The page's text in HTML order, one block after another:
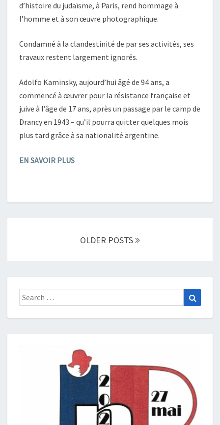
d’histoire du judaïsme, à Paris, rend hommage à
l’homme et à son œuvre photographique.
Condamné à la clandestinité de par ses activités, ses
travaux restent largement ignorés.
Adolfo Kaminsky, aujourd’hui âgé de 94 ans, a
commencé à œuvrer pour la résistance française et
juive à l’âge de 17 ans, après un passage par le camp de
Drancy en 1943 – qu’il pourra quitter quelques mois
plus tard grâce à sa nationalité argentine.
EN SAVOIR PLUS
OLDER POSTS
Search
for: